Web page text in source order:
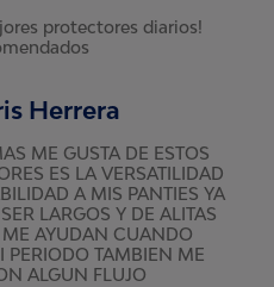
protectores diarios!
Herrera
ME GUSTA DE ESTOS
ES LA VERSATILIDAD
A MIS PANTIES YA
LARGOS Y DE ALITAS
ME AYUDAN CUANDO
PERIODO TAMBIEN ME
ALGUN FLUJO